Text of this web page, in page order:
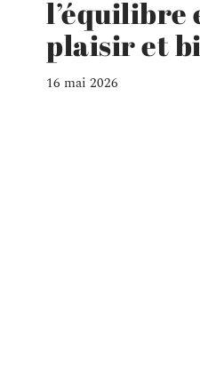
l’équilibre
plaisir et
16 mai 2026